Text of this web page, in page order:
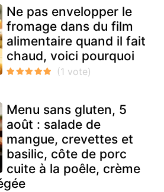
Ne pas envelopper le
fromage dans du film
alimentaire quand il fait
chaud, voici pourquoi
Menu sans gluten, 5
août : salade de
mangue, crevettes et
basilic, côte de porc
cuite à la poêle, crème